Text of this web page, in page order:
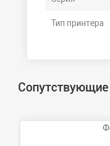
Тип принтера